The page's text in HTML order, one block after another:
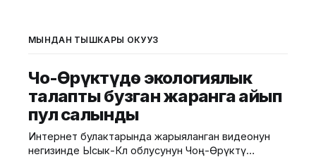
МЫНДАН ТЫШКАРЫ ОКУҢУЗ
Чоң-Өрүктүдө экологиялык
талапты бузган жаранга айып
пул салынды
Интернет булактарында жарыяланган видеонун
негизинде Ысык-Көл облусунун Чоң-Өрүктү